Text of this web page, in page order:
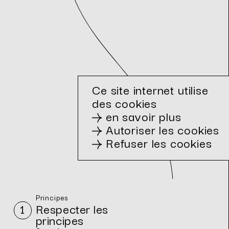
Ce site internet utilise
des cookies
en savoir plus
Autoriser les cookies
Refuser les cookies